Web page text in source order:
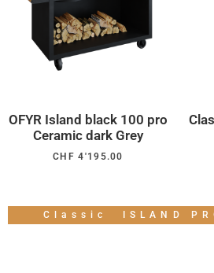
OFYR Island black 100 pro
Ceramic dark Grey
CHF 4'195.00
Classic ISLAND